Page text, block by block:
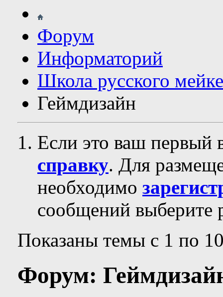
Форум
Информаторий
Школа русского
Геймдизайн
Если это ваш первый
справку. Для
необходимо
сообщений выберите
Показаны темы с 1 по
Форум: